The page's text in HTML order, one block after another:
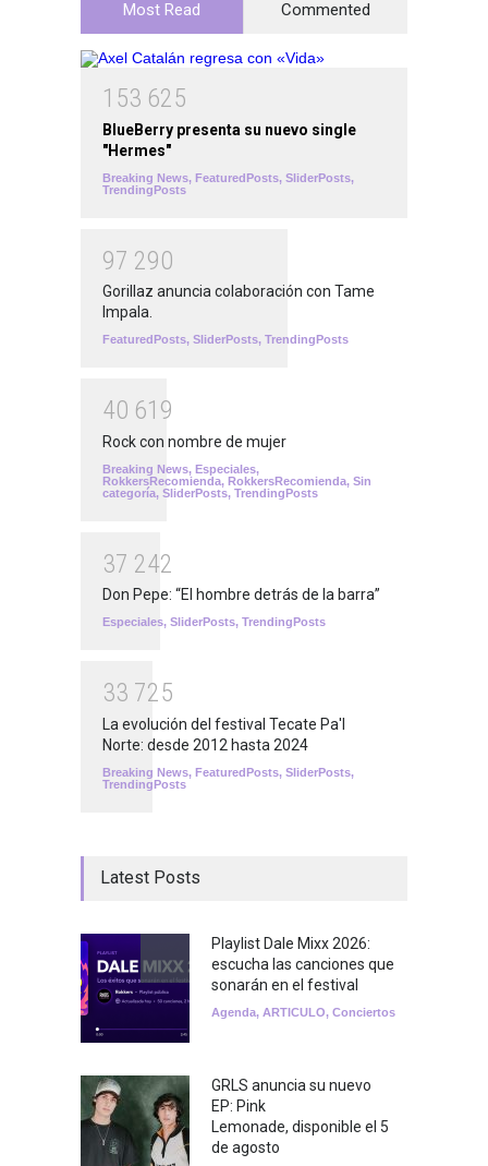
Most Read Commented
1 53 625
BlueBerry presenta su nuevo single
"Hermes"
Breaking News, FeaturedPosts, SliderPosts,
TrendingPosts
97 290
Gorillaz anuncia colaboración con Tame
Impala.
FeaturedPosts, SliderPosts, TrendingPosts
40 61 9
Rock con nombre de mujer
Breaking News, Especiales,
RokkersRecomienda, RokkersRecomienda, Sin
categoría, SliderPosts, TrendingPosts
37 242
Don Pepe: “El hombre detrás de la barra”
Especiales, SliderPosts, TrendingPosts
33 725
La evolución del festival Tecate Pa'l
Norte: desde 2012 hasta 2024
Breaking News, FeaturedPosts, SliderPosts,
TrendingPosts
Latest Posts
Playlist Dale Mixx 2026:
escucha las canciones que
sonarán en el festival
Agenda, ARTICULO, Conciertos
GRLS anuncia su nuevo
EP: Pink
Lemonade, disponible el 5
de agosto